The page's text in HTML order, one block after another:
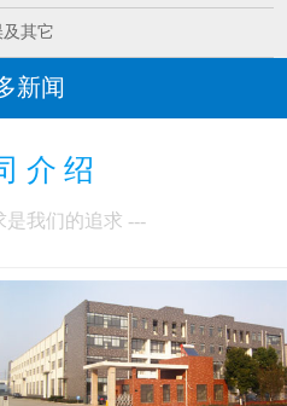
其它
新闻
介 绍
是我们的追求 ---